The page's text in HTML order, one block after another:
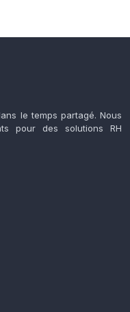
le temps partagé. Nous
pour des solutions RH